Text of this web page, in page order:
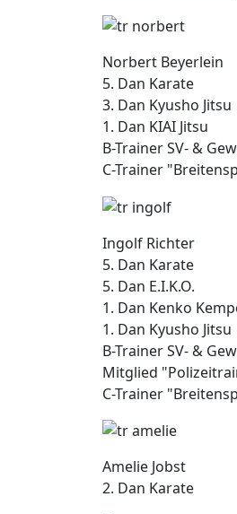
Norbert Beyerlein
5. Dan Karate
3. Dan Kyusho Jitsu
1. Dan KIAI Jitsu
B-Trainer SV- &
C-Trainer
Ingolf Richter
5. Dan Karate
5. Dan E.I.K.O.
1. Dan Kenko
1. Dan Kyusho Jitsu
B-Trainer SV- &
Mitglied
C-Trainer
Amelie Jobst
2. Dan Karate